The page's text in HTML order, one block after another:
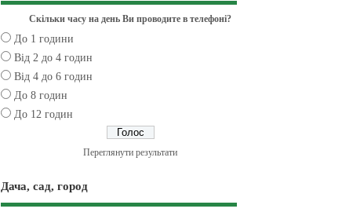
Скільки часу на день Ви проводите в телефоні?
До 1 години
Від 2 до 4 годин
Від 4 до 6 годин
До 8 годин
До 12 годин
Переглянути результати
Дача, сад, город